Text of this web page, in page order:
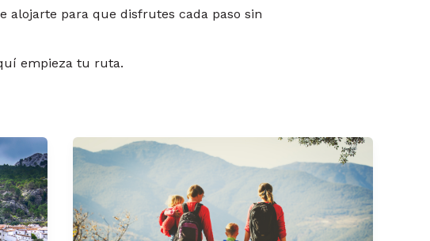
alojarte para que disfrutes cada paso sin
empieza tu ruta.